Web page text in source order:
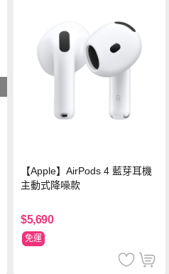
【Apple】AirPods 4 藍芽耳機
主動式降噪款
$5,690
免運